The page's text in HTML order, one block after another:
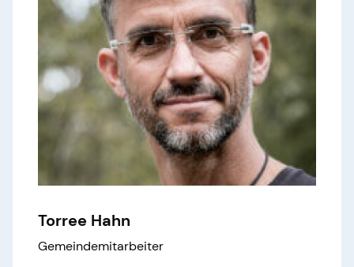
Torree Hahn
Gemeindemitarbeiter